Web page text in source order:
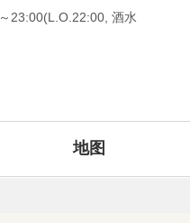
23:00(L.O.22:00, 酒水
地图